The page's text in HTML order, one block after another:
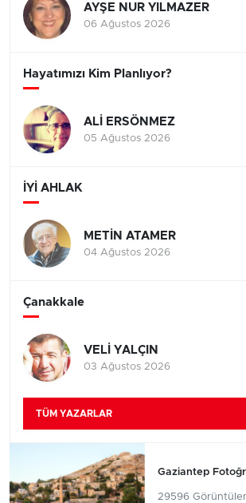
AYŞE NUR YILMAZER
06 Ağustos 2026
Hayatımızı Kim Planlıyor?
ALİ ERSÖNMEZ
05 Ağustos 2026
İYİ AHLAK
METİN ATAMER
04 Ağustos 2026
Çanakkale
VELİ YALÇIN
03 Ağustos 2026
TÜM YAZARLAR
Gaziantep
29596